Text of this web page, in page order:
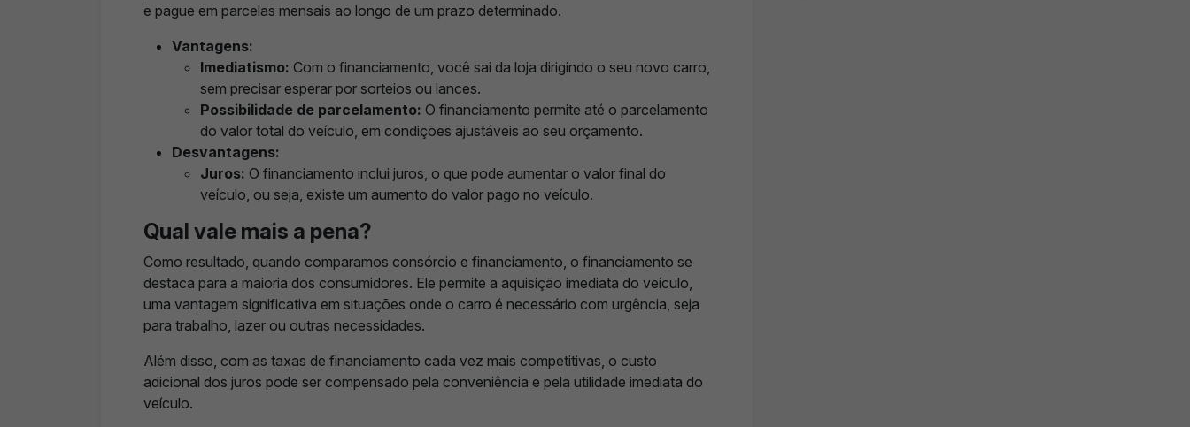
e pague em parcelas mensais ao longo de um prazo determinado.
Vantagens:
Imediatismo: Com o financiamento, você sai da loja dirigindo o seu novo carro,
sem precisar esperar por sorteios ou lances.
Possibilidade de parcelamento: O financiamento permite até o parcelamento
do valor total do veículo, em condições ajustáveis ao seu orçamento.
Desvantagens:
Juros: O financiamento inclui juros, o que pode aumentar o valor final do
veículo, ou seja, existe um aumento do valor pago no veículo.
Qual vale mais a pena?
Como resultado, quando comparamos consórcio e financiamento, o financiamento se
destaca para a maioria dos consumidores. Ele permite a aquisição imediata do veículo,
uma vantagem significativa em situações onde o carro é necessário com urgência, seja
para trabalho, lazer ou outras necessidades.
Além disso, com as taxas de financiamento cada vez mais competitivas, o custo
adicional dos juros pode ser compensado pela conveniência e pela utilidade imediata do
veículo.